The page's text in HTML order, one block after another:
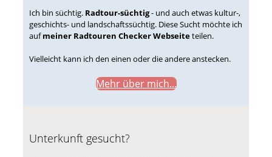
Ich bin süchtig. Radtour-süchtig- und auch etwas kultur-,
geschichts- und landschaftssüchtig. Diese Sucht möchte ich
aufmeiner Radtouren Checker Webseiteteilen.
Vielleicht kann ich den einen oder die andere anstecken.
Mehr über mich...
Unterkunft gesucht?